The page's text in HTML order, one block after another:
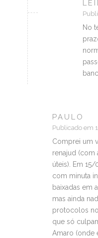
No
PAULO
Publicado em
Comprei um
renajud (com
úteis). Em
com minuta
baixadas em
mas ainda
protocolos
que só
Amaro (onde